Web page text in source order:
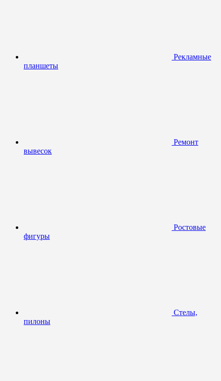
Рекламные
планшеты
Ремонт
вывесок
Ростовые
фигуры
Стелы,
пилоны